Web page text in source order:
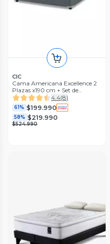
CIC
Cama Americana Excellence 2
Plazas x190 cm + Set de
Muebles Stylo4.4(8)
61% $199.990
58% $219.990
$524.990